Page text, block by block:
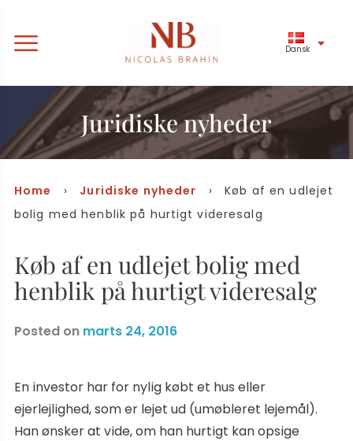
Dansk
Juridiske nyheder
Home › Juridiske nyheder › Køb af en udlejet
bolig med henblik på hurtigt videresalg
Køb af en udlejet bolig med
henblik på hurtigt videresalg
Posted on marts 24, 2016
En investor har for nylig købt et hus eller
ejerlejlighed, som er lejet ud (umøbleret lejemål).
Han ønsker at vide, om han hurtigt kan opsige